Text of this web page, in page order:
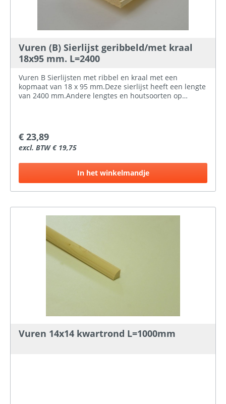
Vuren (B) Sierlijst geribbeld/met kraal
18x95 mm. L=2400
Vuren B Sierlijsten met ribbel en kraal met een
kopmaat van 18 x 95 mm.Deze sierlijst heeft een lengte
van 2400 mm.Andere lengtes en houtsoorten op
€ 23,89
excl. BTW € 19,75
In het winkelmandje
Vuren 14x14 kwartrond L=1000mm